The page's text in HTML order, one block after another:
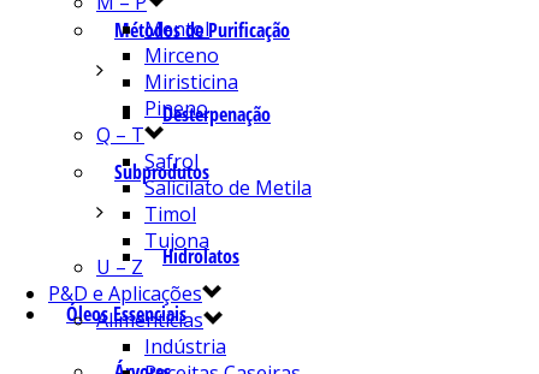
Métodos de Purificação
Desterpenação
Subprodutos
Hidrolatos
Óleos Essenciais
Mentol
Mirceno
Miristicina
Pineno
Q – T
Safrol
Salicilato de Metila
Timol
Tujona
U – Z
P&D e Aplicações
Alimentícias
Indústria